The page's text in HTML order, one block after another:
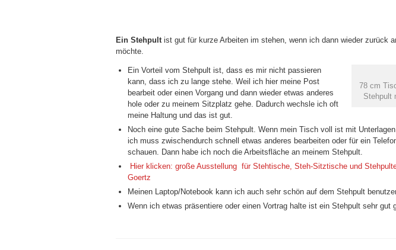
Ein Stehpultist gut für kurze Arbeiten im stehen, wenn ich dann wieder zurück
möchte.
78 cm
Stehpult
Ein Vorteil vom Stehpult ist, dass es mir nicht passieren
kann, dass ich zu lange stehe. Weil ich hier meine Post
bearbeit oder einen Vorgang und dann wieder etwas anderes
hole oder zu meinem Sitzplatz gehe. Dadurch wechsle ich oft
meine Haltung und das ist gut.
Noch eine gute Sache beim Stehpult. Wenn mein Tisch voll ist mit
ich muss zwischendurch schnell etwas anderes bearbeiten oder für ein
schauen. Dann habe ich noch die Arbeitsfläche an meinem Stehpult.
Hier klicken: große Ausstellung für Stehtische, Steh-Sitztische und
Goertz
Meinen Laptop/Notebook kann ich auch sehr schön auf dem Stehpult
Wenn ich etwas präsentiere oder einen Vortrag halte ist ein Stehpult sehr gut